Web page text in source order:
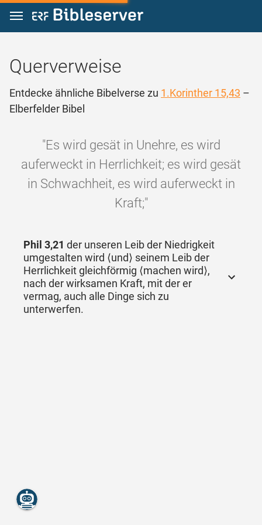
Zum Inhalt springen
Querverweise
Entdecke ähnliche Bibelverse zu 1.Korinther 15,43 –
Elberfelder Bibel
"Es wird gesät in Unehre, es wird
auferweckt in Herrlichkeit; es wird gesät
in Schwachheit, es wird auferweckt in
Kraft;"
Phil 3,21 der unseren Leib der Niedrigkeit
umgestalten wird ⟨und⟩ seinem Leib der
Herrlichkeit gleichförmig ⟨machen wird⟩,
nach der wirksamen Kraft, mit der er
vermag, auch alle Dinge sich zu
unterwerfen.